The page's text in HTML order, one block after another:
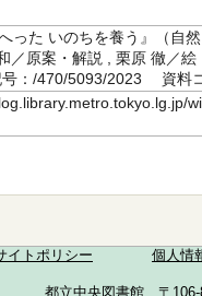
へった いのちを養う』（
／原案・解説 , 栗原 徹／
：/470/5093/2023 資料
イトポリシー 個人情
都立中央図書館 〒